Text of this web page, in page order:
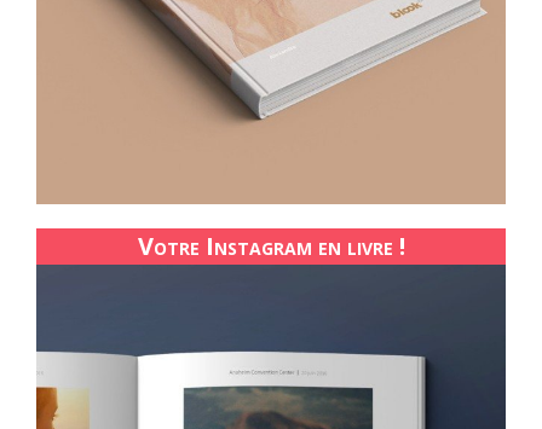
Votre Instagram en livre !